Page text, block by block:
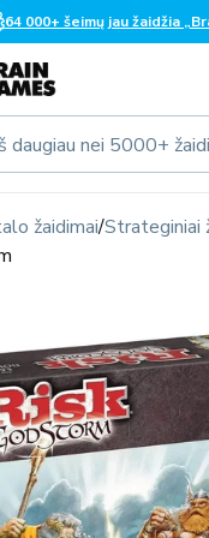
64 000+ šeimų jau žaidžia
daugiau nei 5000+
žaidimai/Strateginiai